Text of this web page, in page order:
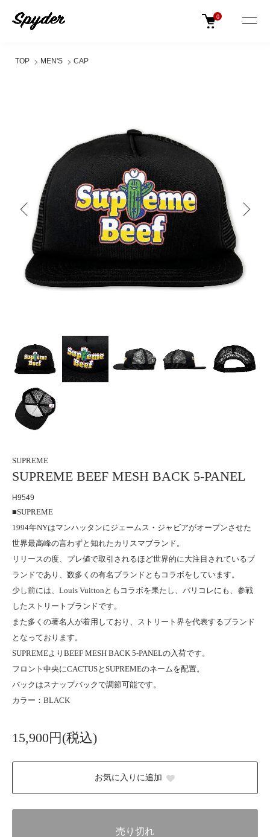
0
TOP MEN'S CAP
SUPREME
SUPREME BEEF MESH BACK 5-PANEL
H9549
■SUPREME
1994年NYはマンハッタンにジェームス・ジャビアがオープンさせた
世界最高峰の言わずと知れたカリスマブランド。
リリースの度、プレ値で取引されるほど世界的に大注目されているブ
ランドであり、数多くの有名ブランドともコラボをしています。
少し前には、Louis Vuittonともコラボを果たし、パリコレにも、参戦
したストリートブランドです。
また多くの著名人が着用しており、ストリート界を代表するブランド
となっております。
SUPREMEよりBEEF MESH BACK 5-PANELの入荷です。
フロント中央にCACTUSとSUPREMEのネームを配置。
バックはスナップバックで調節可能です。
カラー：BLACK
15,900円(税込)
お気に入りに追加
売り切れ